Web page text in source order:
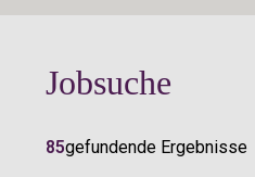
Jobsuche
85gefundende Ergebnisse